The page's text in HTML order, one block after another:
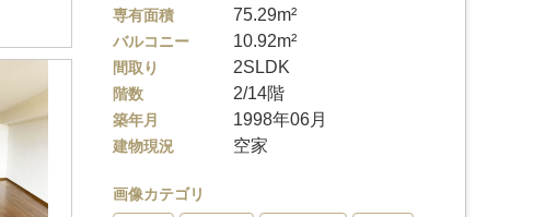
専有面積 75.29m²
バルコニー 10.92m²
間取り 2SLDK
階数 2/14階
築年月 1998年06月
建物現況 空家
画像カテゴリ